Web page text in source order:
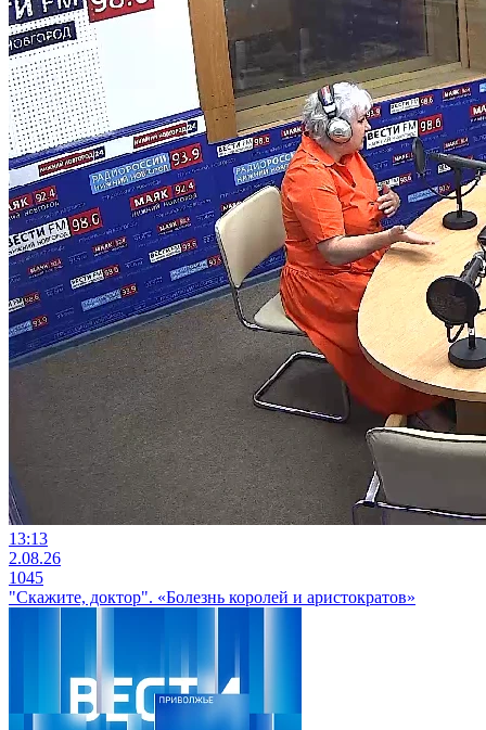
13:13
2.08.26
1045
"Скажите, доктор". «Болезнь королей и аристократов»